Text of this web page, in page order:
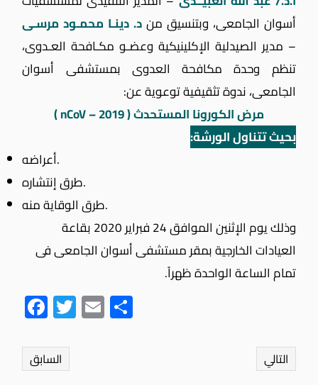
أسوان الجامعى، وبتنسيق مند. دينـا محمـود مرسـى
– مدير الصيدلية الإكلينيكية وعضـو مكـافحة العـدوى،
تنظم وحدة مكافحة العدوى بمستشفى أسوان
الجامعى، ندوة تثقيفية توعوية عن:
مرض الكورونا المستحدث ( nCoV – 2019 )
بحيث تتناول الورشة:
أعراضه.
طرق إنتشاره.
طرق الوقاية منه.
وذلك يوم الإثنين الموافق 24 فبراير 2020 بقاعة
العيادات الخارجية بمقر مستشفى أسوان الجامعى فى
تمام الساعة الواحدة ظهراً.
Fac
ok
Twit
Ema
السابق التالي